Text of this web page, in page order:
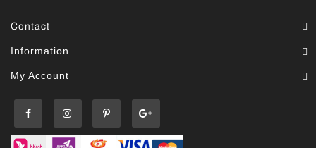
Contact
Information
My Account